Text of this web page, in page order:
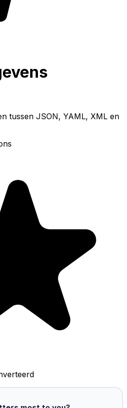
tussen JSON, YAML, XML en